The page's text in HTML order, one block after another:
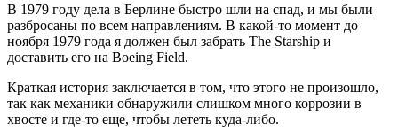
В 1979 году дела в Берлине быстро шли на спад, и мы были
разбросаны по всем направлениям. В какой-то момент до
ноября 1979 года я должен был забрать The Starship и
доставить его на Boeing Field.
Краткая история заключается в том, что этого не произошло,
так как механики обнаружили слишком много коррозии в
хвосте и где-то еще, чтобы лететь куда-либо.